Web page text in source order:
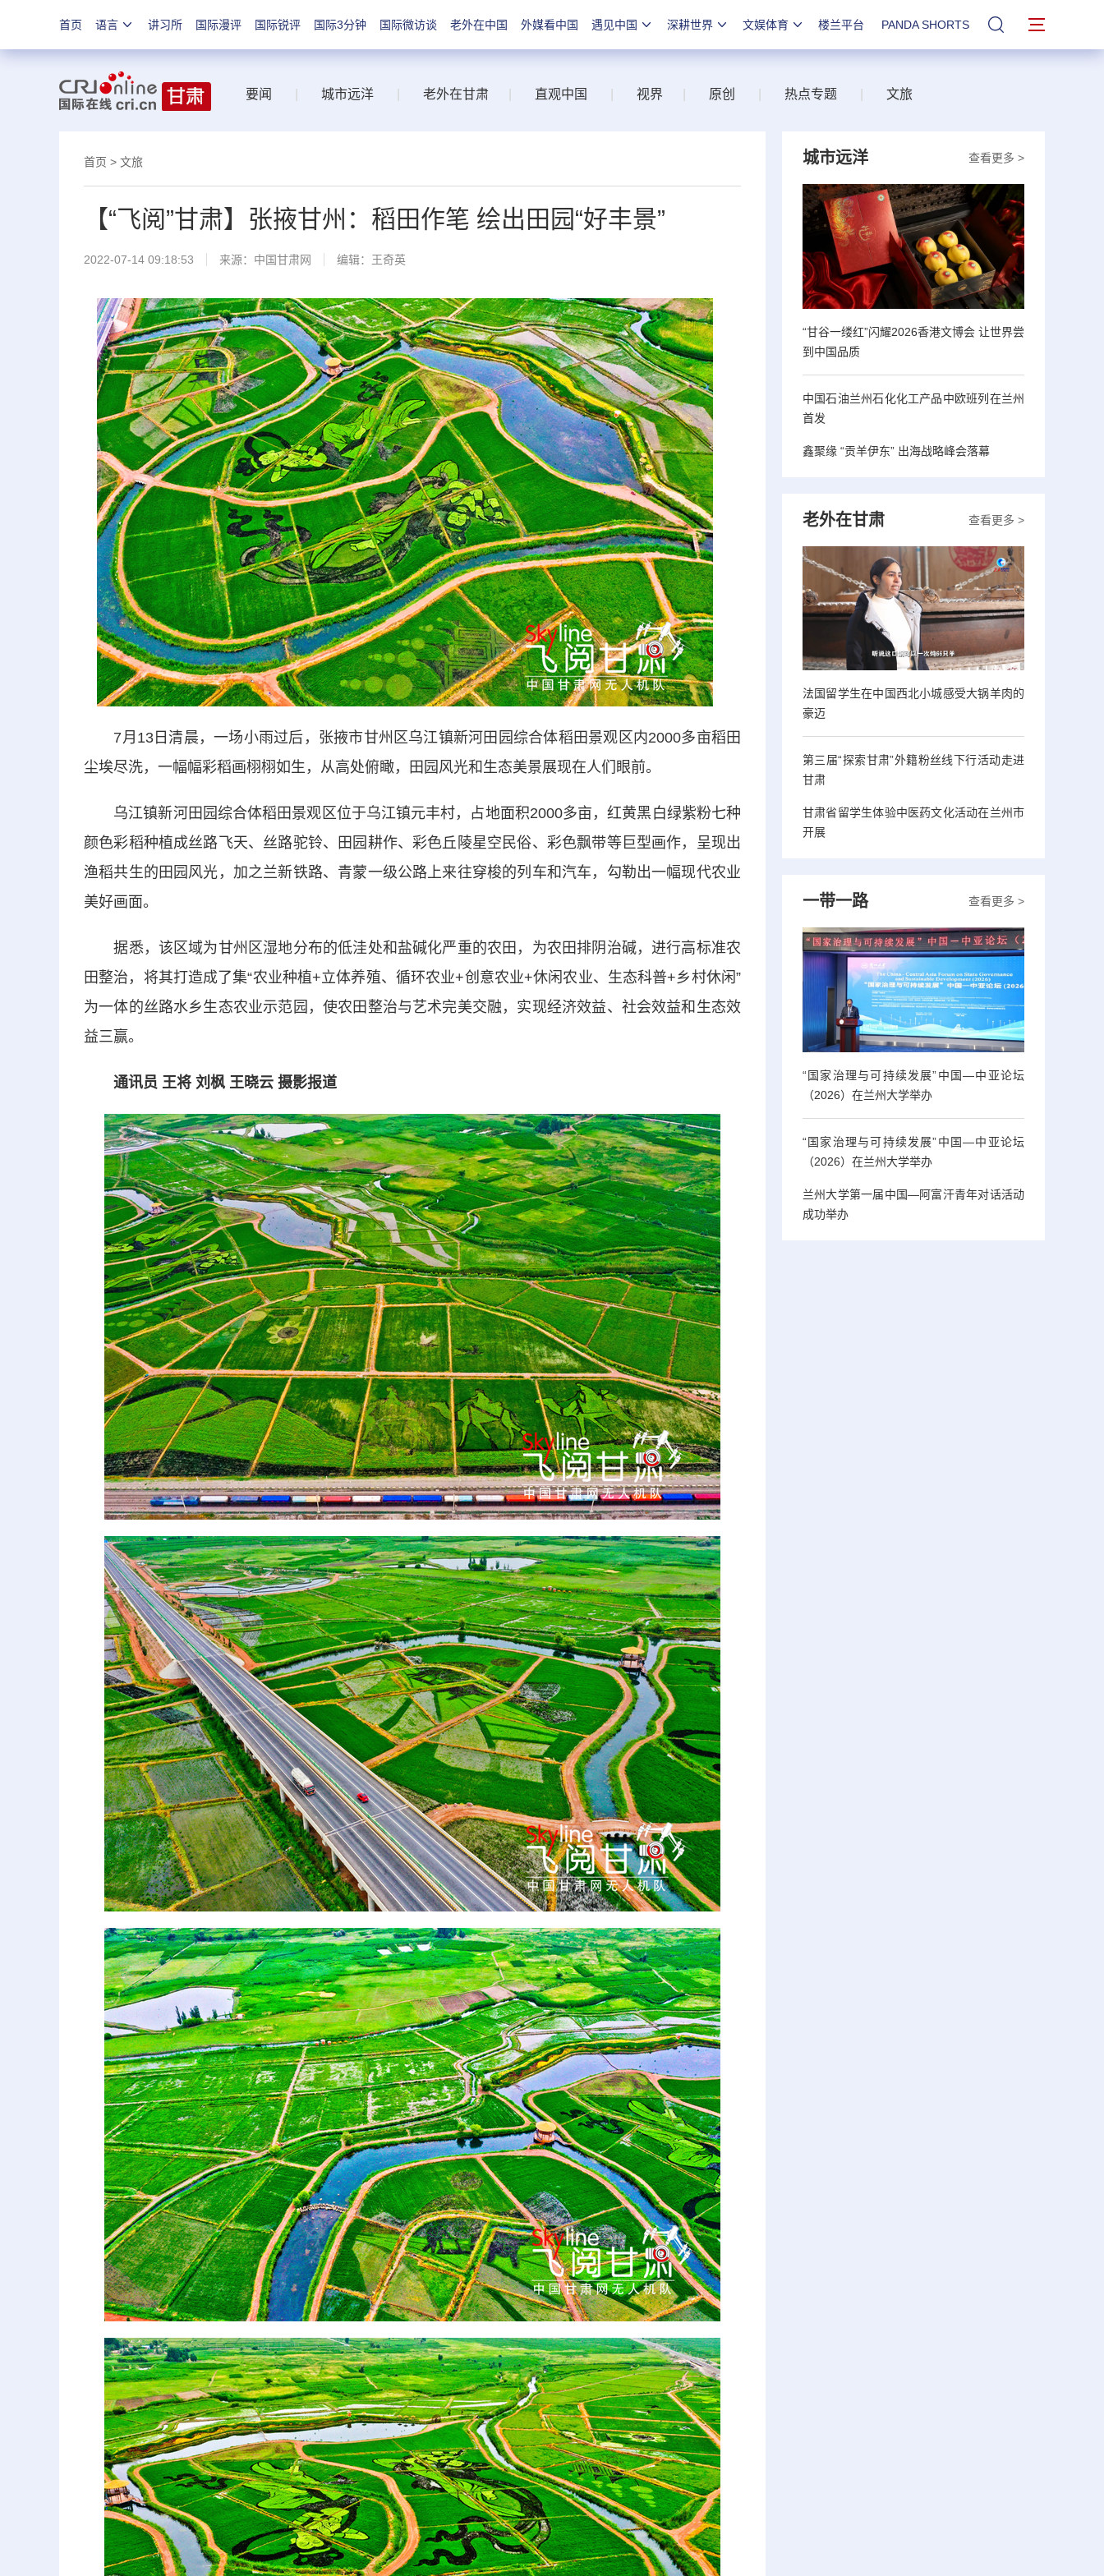
首页 语言 讲习所 国际漫评 国际锐评 国际3分钟 国际微访谈 老外在中国 外媒看中国 遇见中国 深耕世界 文娱体育 楼兰平台 PANDA SHORTS 站内搜索
要闻 城市远洋 老外在甘肃 直观中国 视界 原创 热点专题 文旅
首页 > 文旅
【“飞阅”甘肃】张掖甘州：稻田作笔 绘出田园“好丰景”
2022-07-14 09:18:53 来源： 中国甘肃网 编辑：王奇英
7月13日清晨，一场小雨过后，张掖市甘州区乌江镇新河田园综合体稻田景观区内2000多亩稻田
尘埃尽洗，一幅幅彩稻画栩栩如生，从高处俯瞰，田园风光和生态美景展现在人们眼前。
乌江镇新河田园综合体稻田景观区位于乌江镇元丰村，占地面积2000多亩，红黄黑白绿紫粉七种
颜色彩稻种植成丝路飞天、丝路驼铃、田园耕作、彩色丘陵星空民俗、彩色飘带等巨型画作，呈现出
渔稻共生的田园风光，加之兰新铁路、青蒙一级公路上来往穿梭的列车和汽车，勾勒出一幅现代农业
美好画面。
据悉，该区域为甘州区湿地分布的低洼处和盐碱化严重的农田，为农田排阴治碱，进行高标准农
田整治，将其打造成了集“农业种植+立体养殖、循环农业+创意农业+休闲农业、生态科普+乡村休闲”
为一体的丝路水乡生态农业示范园，使农田整治与艺术完美交融，实现经济效益、社会效益和生态效
益三赢。
通讯员 王将 刘枫 王晓云 摄影报道
查看更多 >
城市远洋
“甘谷一缕红”闪耀2026香港文博会 让世界尝
到中国品质
中国石油兰州石化化工产品中欧班列在兰州
首发
鑫聚缘 “贡羊伊东” 出海战略峰会落幕
查看更多 >
老外在甘肃
法国留学生在中国西北小城感受大锅羊肉的
豪迈
第三届“探索甘肃”外籍粉丝线下行活动走进
甘肃
甘肃省留学生体验中医药文化活动在兰州市
开展
查看更多 >
一带一路
“国家治理与可持续发展”中国—中亚论坛
（2026）在兰州大学举办
“国家治理与可持续发展”中国—中亚论坛
（2026）在兰州大学举办
兰州大学第一届中国—阿富汗青年对话活动
成功举办